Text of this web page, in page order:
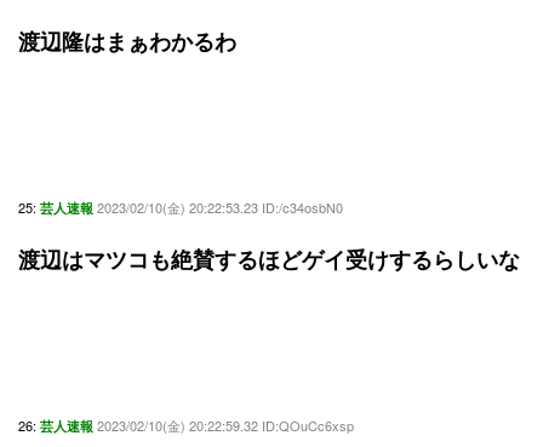
渡辺隆はまぁわかるわ
25: 芸人速報 2023/02/10(金) 20:22:53.23 ID:/c34osbN0
渡辺はマツコも絶賛するほどゲイ受けするらしいな
26: 芸人速報 2023/02/10(金) 20:22:59.32 ID:QOuCc6xsp